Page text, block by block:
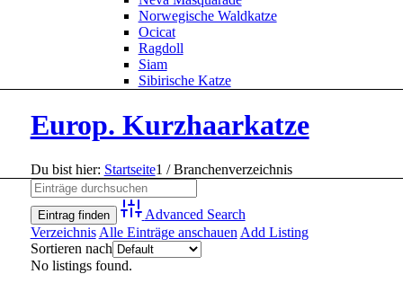
Norwegische Waldkatze
Ocicat
Ragdoll
Siam
Sibirische Katze
Europ. Kurzhaarkatze
Du bist hier: Startseite1 / Branchenverzeichnis
Advanced Search
Verzeichnis Alle Einträge anschauen Add Listing
Sortieren nach
No listings found.